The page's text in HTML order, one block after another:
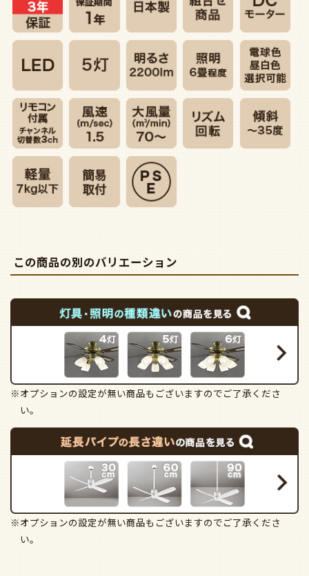
この商品の別のバリエーション
※オプションの設定が無い商品もございますのでご了承くださ
い。
※オプションの設定が無い商品もございますのでご了承くださ
い。